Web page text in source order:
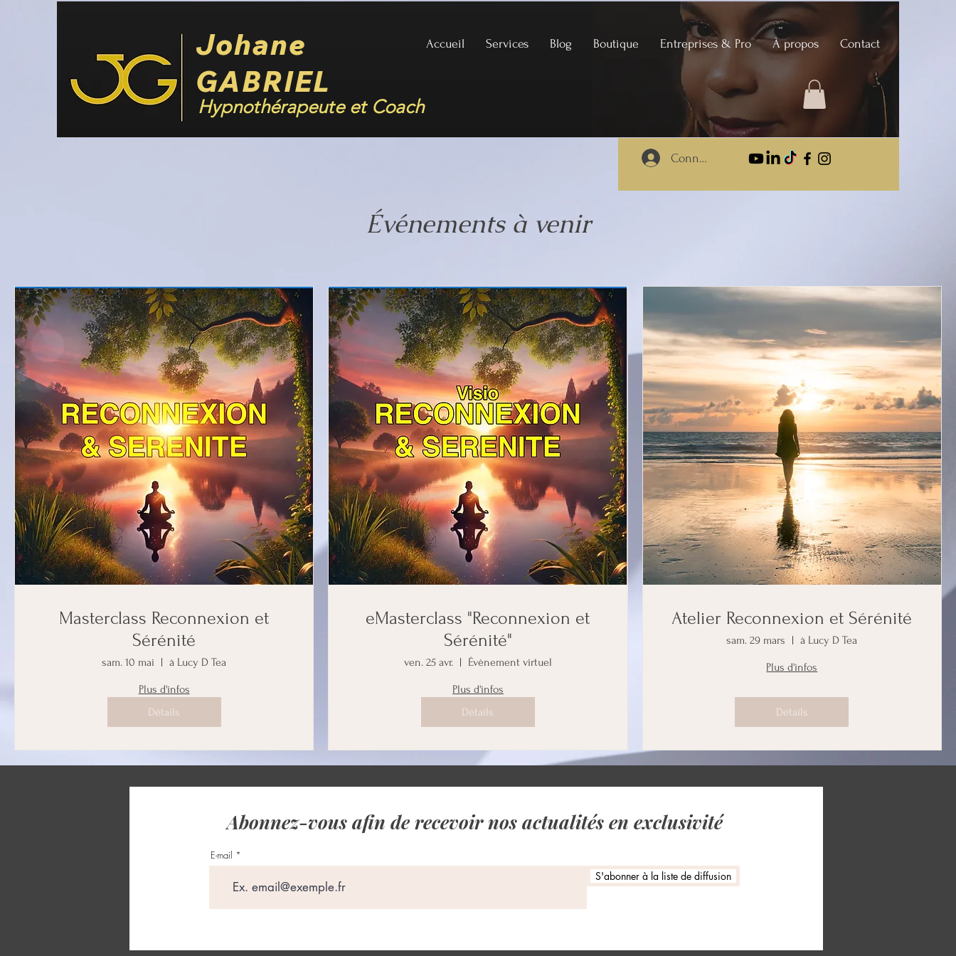
Johane
GABRIEL
Accueil Services Blog Boutique Entreprises & Pro À propos Contact
Hypnothérapeute et Coach
Connexion
Événements à venir
Masterclass Reconnexion et
Sérénité
sam. 10 mai à Lucy D Tea
Plus d'infos
Détails
eMasterclass "Reconnexion et
Sérénité"
ven. 25 avr. Évènement virtuel
Plus d'infos
Détails
Atelier Reconnexion et Sérénité
sam. 29 mars à Lucy D Tea
Plus d'infos
Détails
Abonnez-vous afin de recevoir nos actualités en exclusivité
E-mail
S'abonner à la liste de diffusion